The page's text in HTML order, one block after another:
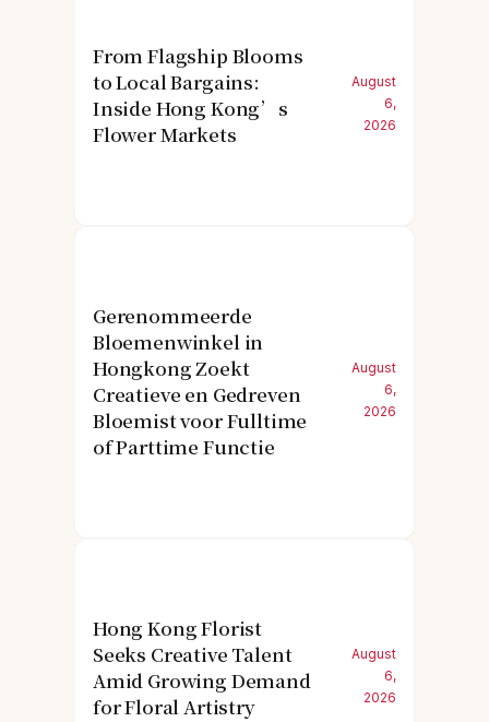
From Flagship Blooms
to Local Bargains:
Inside Hong Kong’s
Flower Markets
August
6,
2026
Gerenommeerde
Bloemenwinkel in
Hongkong Zoekt
Creatieve en Gedreven
Bloemist voor Fulltime
of Parttime Functie
August
6,
2026
Hong Kong Florist
Seeks Creative Talent
Amid Growing Demand
for Floral Artistry
August
6,
2026